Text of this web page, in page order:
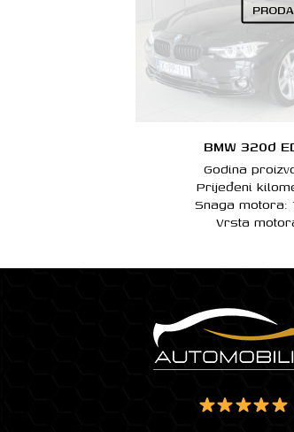
BMW 320d
Godina
Prijeđeni
Snaga motora:
Vrsta